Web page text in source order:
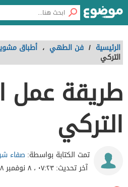
الرئيسية / فن الطهي ، أطباق
التركي
طريقة عمل
التركي
تمت الكتابة بواسطة: صفاء
آخر تحديث:٠٧:٢٣ ، ٨ نوفمبر ٢٠١٨